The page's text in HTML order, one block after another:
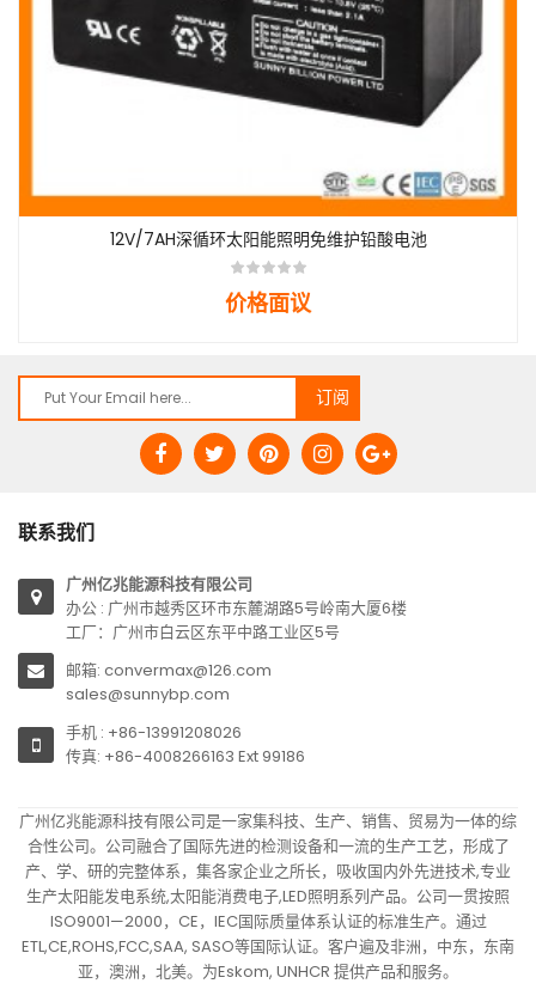
12V/7AH深循环太阳能照明免维护铅酸电池
价格面议
联系我们
广州亿兆能源科技有限公司
办公 : 广州市越秀区环市东麓湖路5号岭南大厦6楼
工厂：广州市白云区东平中路工业区5号
邮箱: convermax@126.com
sales@sunnybp.com
手机 : +86-13991208026
传真: +86-4008266163 Ext 99186
广州亿兆能源科技有限公司是一家集科技、生产、销售、贸易为一体的综
合性公司。公司融合了国际先进的检测设备和一流的生产工艺，形成了
产、学、研的完整体系，集各家企业之所长，吸收国内外先进技术,专业
生产太阳能发电系统,太阳能消费电子,LED照明系列产品。公司一贯按照
ISO9001—2000，CE，IEC国际质量体系认证的标准生产。通过
ETL,CE,ROHS,FCC,SAA, SASO等国际认证。客户遍及非洲，中东，东南
亚，澳洲，北美。为Eskom, UNHCR 提供产品和服务。